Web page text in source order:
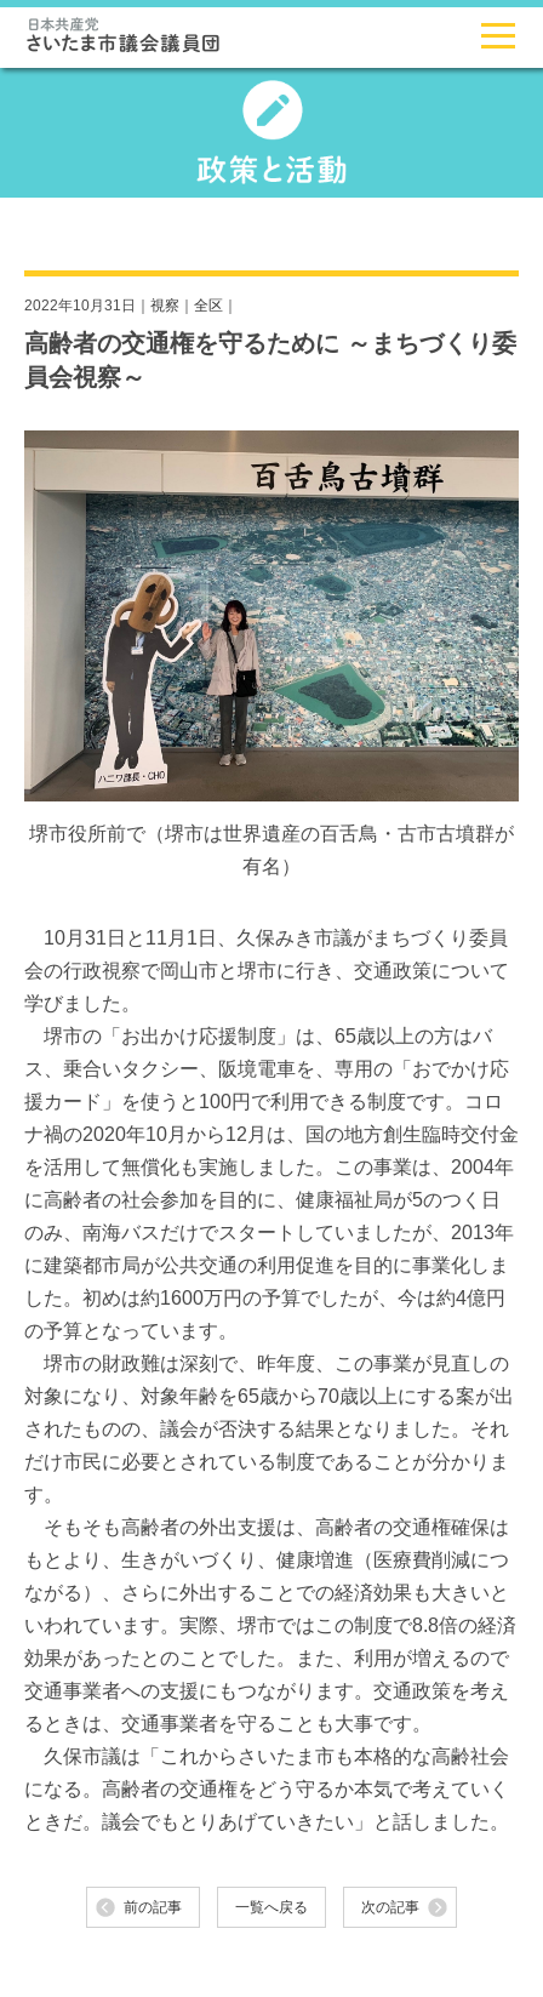
2022年10月31日｜ 視察 全区
高齢者の交通権を守るために ～まちづくり委
員会視察～
堺市役所前で（堺市は世界遺産の百舌鳥・古市古墳群が
有名）
10月31日と11月1日、久保みき市議がまちづくり委員
会の行政視察で岡山市と堺市に行き、交通政策について
学びました。
堺市の「お出かけ応援制度」は、65歳以上の方はバ
ス、乗合いタクシー、阪境電車を、専用の「おでかけ応
援カード」を使うと100円で利用できる制度です。コロ
ナ禍の2020年10月から12月は、国の地方創生臨時交付金
を活用して無償化も実施しました。この事業は、2004年
に高齢者の社会参加を目的に、健康福祉局が5のつく日
のみ、南海バスだけでスタートしていましたが、2013年
に建築都市局が公共交通の利用促進を目的に事業化しま
した。初めは約1600万円の予算でしたが、今は約4億円
の予算となっています。
堺市の財政難は深刻で、昨年度、この事業が見直しの
対象になり、対象年齢を65歳から70歳以上にする案が出
されたものの、議会が否決する結果となりました。それ
だけ市民に必要とされている制度であることが分かりま
す。
そもそも高齢者の外出支援は、高齢者の交通権確保は
もとより、生きがいづくり、健康増進（医療費削減につ
ながる）、さらに外出することでの経済効果も大きいと
いわれています。実際、堺市ではこの制度で8.8倍の経済
効果があったとのことでした。また、利用が増えるので
交通事業者への支援にもつながります。交通政策を考え
るときは、交通事業者を守ることも大事です。
久保市議は「これからさいたま市も本格的な高齢社会
になる。高齢者の交通権をどう守るか本気で考えていく
ときだ。議会でもとりあげていきたい」と話しました。
前の記事 一覧へ戻る 次の記事